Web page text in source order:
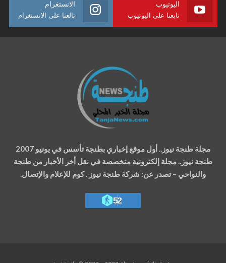
اليوتيوب
تابعنا على اليوتيوب
الانستغرام
تالعنا على الانستغرام
مجلة طنجة نيوز.. أول موقع إخباري بطنجة تأسس في يونيو 2007
طنجة نيوز.. مجلة إلكترونية متخصصة في نقل أخر الأخبار من طنجة
والنواحي – تصدر عن: شركة طنجة نيوز . كوم للإعلام والإتصال.
52